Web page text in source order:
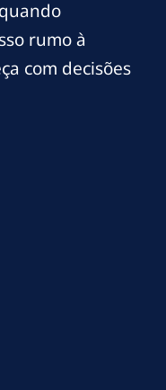
rumo à
com decisões